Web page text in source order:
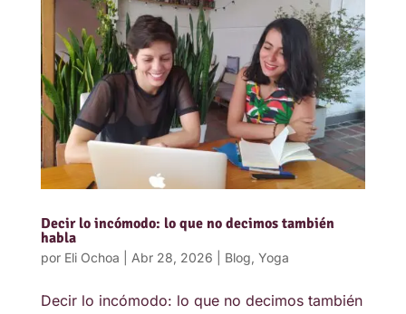
Decir lo incómodo: lo que no decimos también
habla
por Eli Ochoa Abr 28, 2026 Blog, Yoga
Decir lo incómodo: lo que no decimos también